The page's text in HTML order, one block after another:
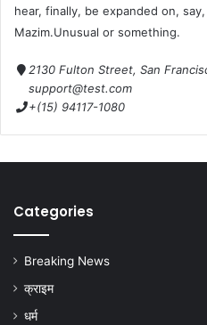
hear, finally, be expanded on,
Mazim.Unusual or something.
2130 Fulton Street, San
support@test.com
+(15) 94117-1080
Categories
Breaking News
क्राइम
धर्म